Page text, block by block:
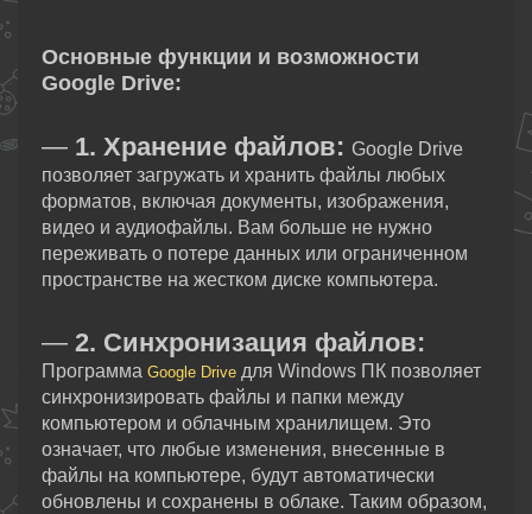
Основные функции и возможности
Google Drive:
— 1. Хранение файлов: Google Drive
позволяет загружать и хранить файлы любых
форматов, включая документы, изображения,
видео и аудиофайлы. Вам больше не нужно
переживать о потере данных или ограниченном
пространстве на жестком диске компьютера.
— 2. Синхронизация файлов:
Программа Google Drive для Windows ПК позволяет
синхронизировать файлы и папки между
компьютером и облачным хранилищем. Это
означает, что любые изменения, внесенные в
файлы на компьютере, будут автоматически
обновлены и сохранены в облаке. Таким образом,